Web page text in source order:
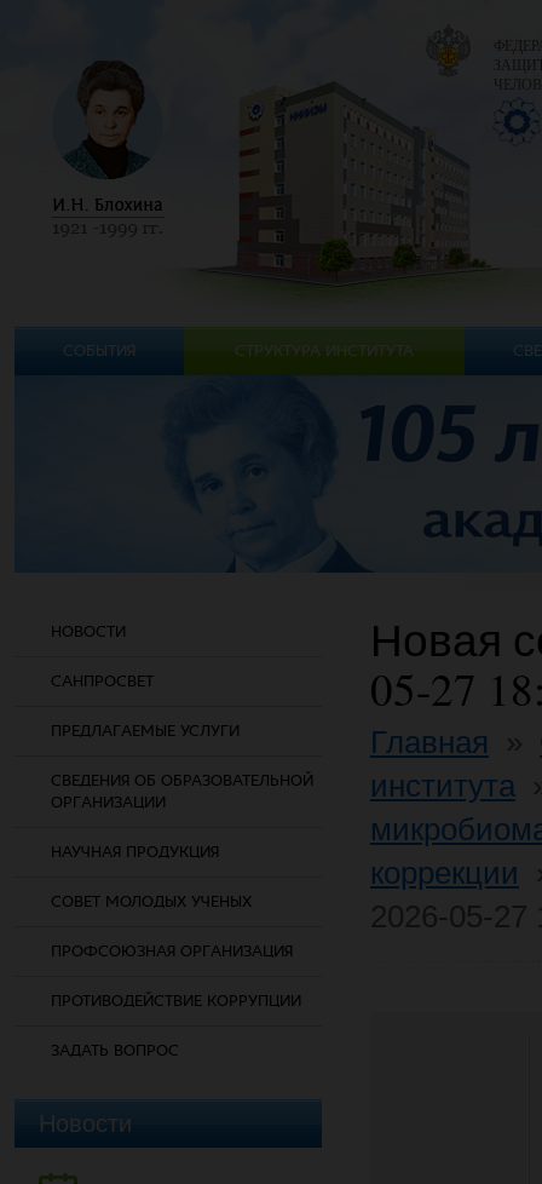
НОВОСТИ
САНПРОСВЕТ
ПРЕДЛАГАЕМЫЕ УСЛУГИ
СВЕДЕНИЯ ОБ ОБРАЗОВАТЕЛЬНОЙ
ОРГАНИЗАЦИИ
НАУЧНАЯ ПРОДУКЦИЯ
СОВЕТ МОЛОДЫХ УЧЕНЫХ
ПРОФСОЮЗНАЯ ОРГАНИЗАЦИЯ
ПРОТИВОДЕЙСТВИЕ КОРРУПЦИИ
ЗАДАТЬ ВОПРОС
Новости
Новая
05-27
Главная
института
коррекции
СОБЫТИЯ СТРУКТУРА ИНСТИТУТА